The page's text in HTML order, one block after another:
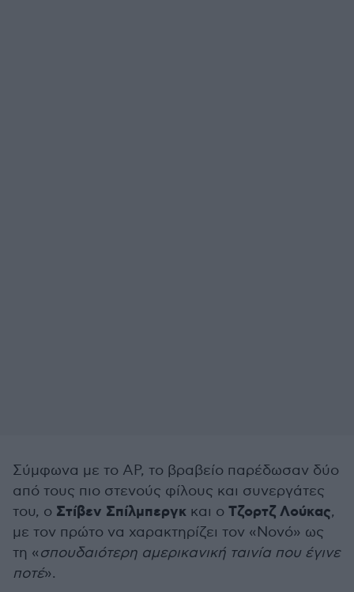
Σύμφωνα με το AP, το βραβείο παρέδωσαν δύο
από τους πιο στενούς φίλους και συνεργάτες
του, ο Στίβεν Σπίλμπεργκ και ο Τζορτζ Λούκας,
με τον πρώτο να χαρακτηρίζει τον «Νονό» ως
τη «σπουδαιότερη αμερικανική ταινία που έγινε
ποτέ».